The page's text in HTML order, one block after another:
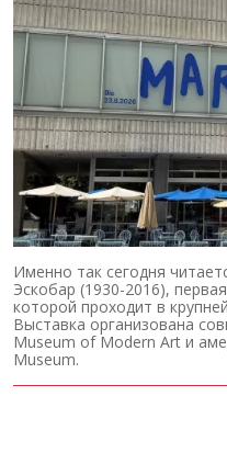
Именно так сегодня
Эскобар (1930-2016),
которой проходит в
Выставка организована
Museum of Modern Art и
Museum.